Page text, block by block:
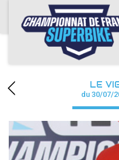
ACCUEIL
CHAMPIONNAT
CALENDRIER
RÉSULTATS
PHOTOS / WEB
LE
du 30/07/